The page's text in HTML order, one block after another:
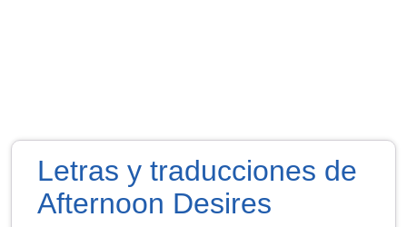
Letras y traducciones de
Afternoon Desires